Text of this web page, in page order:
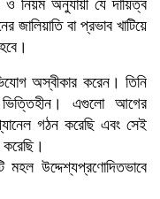
নিয়ম অনুযায়ী যে দায়িত্ব
বা প্রভাব খাটিয়ে
অস্বীকার করেন। তিনি
এগুলো আগের
গঠন করেছি এবং সেই
উদ্দেশ্যপ্রণোদিতভাবে